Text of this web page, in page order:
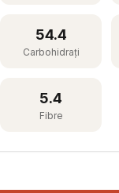
54.4
Carbohidrați
5.4
Fibre